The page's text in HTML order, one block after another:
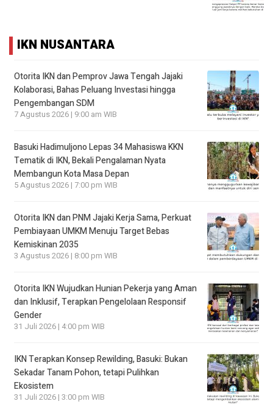
IKN NUSANTARA
Otorita IKN dan Pemprov Jawa Tengah Jajaki
Kolaborasi, Bahas Peluang Investasi hingga
Pengembangan SDM
7 Agustus 2026 | 9:00 am WIB
Basuki Hadimuljono Lepas 34 Mahasiswa KKN
Tematik di IKN, Bekali Pengalaman Nyata
Membangun Kota Masa Depan
5 Agustus 2026 | 7:00 pm WIB
Otorita IKN dan PNM Jajaki Kerja Sama, Perkuat
Pembiayaan UMKM Menuju Target Bebas
Kemiskinan 2035
3 Agustus 2026 | 8:00 pm WIB
Otorita IKN Wujudkan Hunian Pekerja yang Aman
dan Inklusif, Terapkan Pengelolaan Responsif
Gender
31 Juli 2026 | 4:00 pm WIB
IKN Terapkan Konsep Rewilding, Basuki: Bukan
Sekadar Tanam Pohon, tetapi Pulihkan
Ekosistem
31 Juli 2026 | 3:00 pm WIB